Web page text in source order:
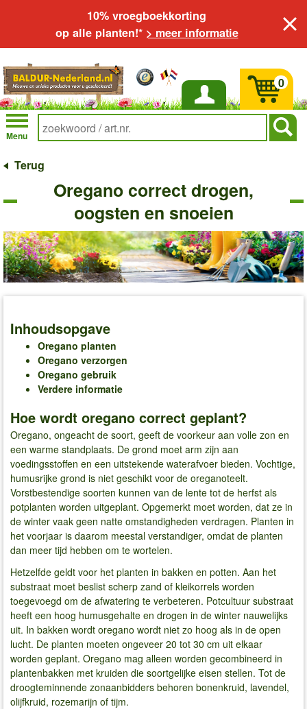
10% vroegboekkorting
op alle planten!* > meer informatie
Inloggen
Menu
0
Terug
Oregano correct drogen,
oogsten en snoeien
Inhoudsopgave
Oregano planten
Oregano verzorgen
Oregano gebruik
Verdere informatie
Hoe wordt oregano correct geplant?
Oregano, ongeacht de soort, geeft de voorkeur aan volle zon en
een warme standplaats. De grond moet arm zijn aan
voedingsstoffen en een uitstekende waterafvoer bieden. Vochtige,
humusrijke grond is niet geschikt voor de oreganoteelt.
Vorstbestendige soorten kunnen van de lente tot de herfst als
potplanten worden uitgeplant. Opgemerkt moet worden, dat ze in
de winter vaak geen natte omstandigheden verdragen. Planten in
het voorjaar is daarom meestal verstandiger, omdat de planten
dan meer tijd hebben om te wortelen.
Hetzelfde geldt voor het planten in bakken en potten. Aan het
substraat moet beslist scherp zand of kleikorrels worden
toegevoegd om de afwatering te verbeteren. Potcultuur substraat
heeft een hoog humusgehalte en drogen in de winter nauwelijks
uit. In bakken wordt oregano wordt niet zo hoog als in de open
lucht. De planten moeten ongeveer 20 tot 30 cm uit elkaar
worden geplant. Oregano mag alleen worden gecombineerd in
plantenbakken met kruiden die soortgelijke eisen stellen. Tot de
droogteminnende zonaanbidders behoren bonenkruid, lavendel,
olijfkruid, rozemarijn of tijm.